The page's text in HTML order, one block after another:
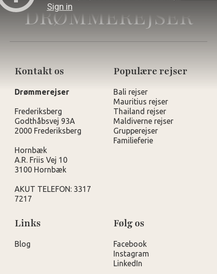
DRØMMEREJSER
Kontakt os
Drømmerejser
Frederiksberg
Godthåbsvej 93A
2000 Frederiksberg
Hornbæk
A.R. Friis Vej 10
3100 Hornbæk
AKUT TELEFON: 3317
7217
Populære rejser
Bali rejser
Mauritius rejser
Thailand rejser
Maldiverne rejser
Grupperejser
Familieferie
Links
Blog
Følg os
Facebook
Instagram
LinkedIn